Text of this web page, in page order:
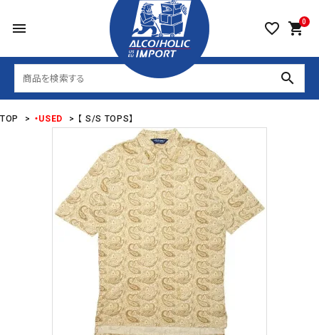
menu favorite_border 0
shopping_cart
search
TOP > ・USED > 【 S/S TOPS】